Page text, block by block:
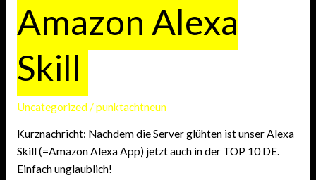
Amazon Alexa
Skill
Uncategorized/punktachtneun
Kurznachricht: Nachdem die Server glühten ist unser Alexa
Skill (=Amazon Alexa App) jetzt auch in der TOP 10 DE.
Einfach unglaublich!